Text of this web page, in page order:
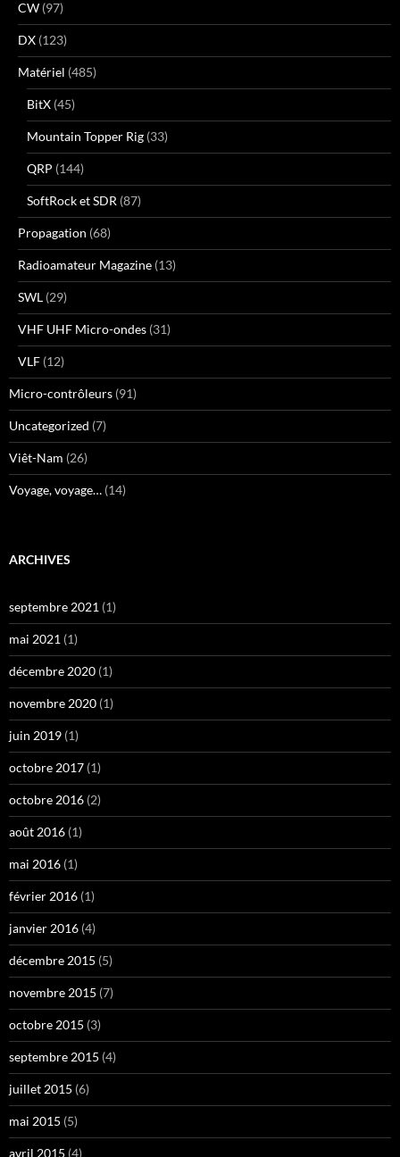
CW (97)
DX (123)
Matériel (485)
BitX (45)
Mountain Topper Rig (33)
QRP (144)
SoftRock et SDR (87)
Propagation (68)
Radioamateur Magazine (13)
SWL (29)
VHF UHF Micro-ondes (31)
VLF (12)
Micro-contrôleurs (91)
Uncategorized (7)
Viêt-Nam (26)
Voyage, voyage… (14)
ARCHIVES
septembre 2021 (1)
mai 2021 (1)
décembre 2020 (1)
novembre 2020 (1)
juin 2019 (1)
octobre 2017 (1)
octobre 2016 (2)
août 2016 (1)
mai 2016 (1)
février 2016 (1)
janvier 2016 (4)
décembre 2015 (5)
novembre 2015 (7)
octobre 2015 (3)
septembre 2015 (4)
juillet 2015 (6)
mai 2015 (5)
avril 2015 (4)